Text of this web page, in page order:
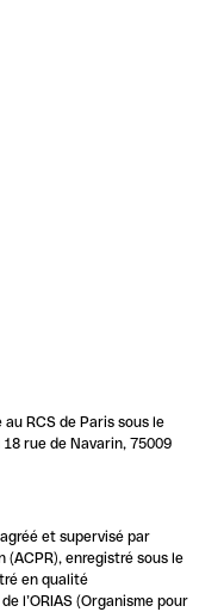
RCS de Paris sous le
rue de Navarin, 75009
et supervisé par
enregistré sous le
en qualité
l’ORIAS (Organisme pour